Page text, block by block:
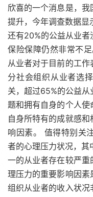
欣喜的一个消息是，
提升，今年调查数据显
还有20%的公益从业
保险保障仍然非常不
从业者对于目前的工
分社会组织从业者选
关，超过65%的公益
题和拥有自身的个人
自身所特有的成就感
响因素。 值得特别关
者的心理压力状况，
一的从业者存在较严
理压力的重要影响因
组织从业者的收入状